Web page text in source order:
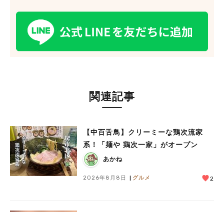
関連記事
【中百舌鳥】クリーミーな鶏次流家
系！「麺や 鶏次一家」がオープン
あかね
2026年8月8日 グルメ 2